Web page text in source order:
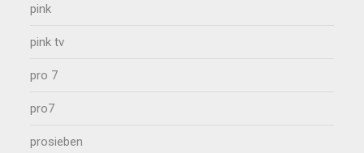
pink
pink tv
pro 7
pro7
prosieben